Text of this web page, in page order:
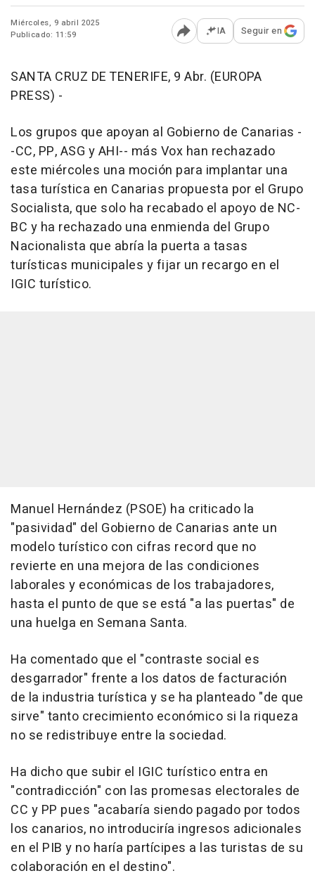
Miércoles, 9 abril 2025
Publicado: 11:59
Abrir opciones para
IA Seguir en
SANTA CRUZ DE TENERIFE, 9 Abr. (EUROPA
PRESS) -
Los grupos que apoyan al Gobierno de Canarias -
-CC, PP, ASG y AHI-- más Vox han rechazado
este miércoles una moción para implantar una
tasa turística en Canarias propuesta por el Grupo
Socialista, que solo ha recabado el apoyo de NC-
BC y ha rechazado una enmienda del Grupo
Nacionalista que abría la puerta a tasas
turísticas municipales y fijar un recargo en el
IGIC turístico.
Manuel Hernández (PSOE) ha criticado la
"pasividad" del Gobierno de Canarias ante un
modelo turístico con cifras record que no
revierte en una mejora de las condiciones
laborales y económicas de los trabajadores,
hasta el punto de que se está "a las puertas" de
una huelga en Semana Santa.
Ha comentado que el "contraste social es
desgarrador" frente a los datos de facturación
de la industria turística y se ha planteado "de que
sirve" tanto crecimiento económico si la riqueza
no se redistribuye entre la sociedad.
Ha dicho que subir el IGIC turístico entra en
"contradicción" con las promesas electorales de
CC y PP pues "acabaría siendo pagado por todos
los canarios, no introduciría ingresos adicionales
en el PIB y no haría partícipes a las turistas de su
colaboración en el destino".